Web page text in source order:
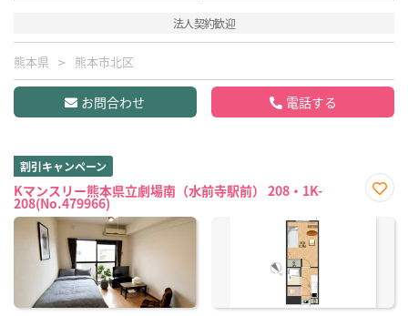
法人契約歓迎
熊本県 熊本市北区
お問合わせ 電話する
割引キャンペーン
Kマンスリー熊本県立劇場南（水前寺駅前） 208・1K-
208(No.479966)
に入